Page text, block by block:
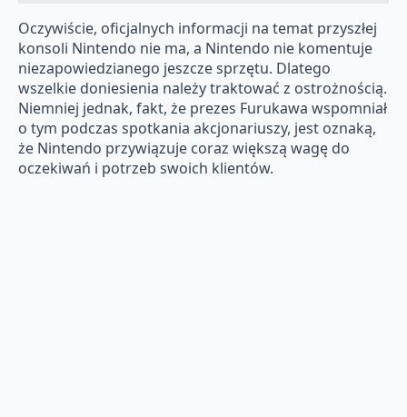
Oczywiście, oficjalnych informacji na temat przyszłej
konsoli Nintendo nie ma, a Nintendo nie komentuje
niezapowiedzianego jeszcze sprzętu. Dlatego
wszelkie doniesienia należy traktować z ostrożnością.
Niemniej jednak, fakt, że prezes Furukawa wspomniał
o tym podczas spotkania akcjonariuszy, jest oznaką,
że Nintendo przywiązuje coraz większą wagę do
oczekiwań i potrzeb swoich klientów.